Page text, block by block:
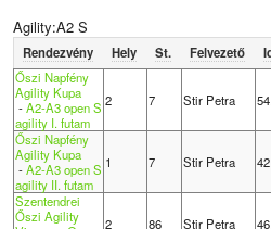
Agility:A2 S
Rendezvény Hely St. Felvezető
Őszi Napfény
Agility Kupa
-A2-A3 open S
agility I. futam
2 7 Stir Petra
Őszi Napfény
Agility Kupa
-A2-A3 open S
agility II. futam
1 7 Stir Petra
Szentendrei
Őszi Agility
2 86 Stir Petra